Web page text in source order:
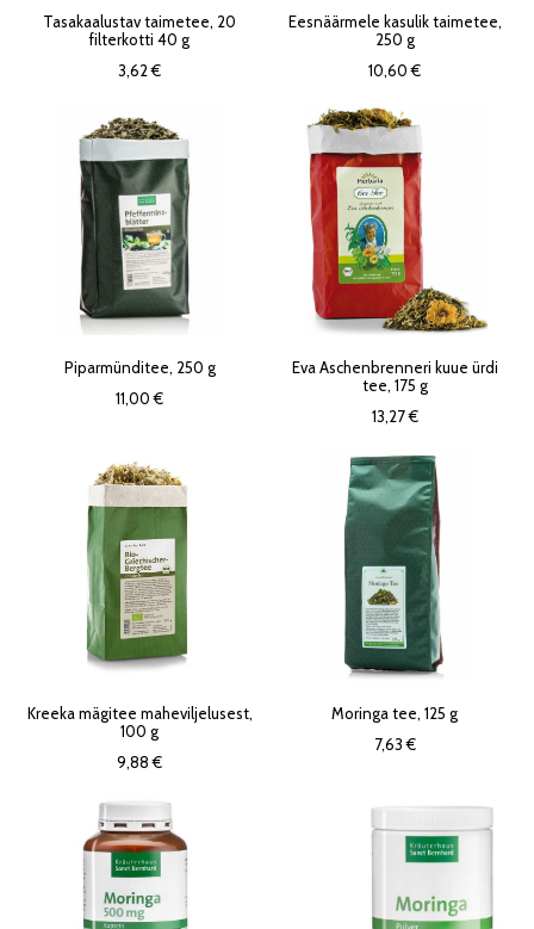
Tasakaalustav taimetee, 20
filterkotti 40 g
3,62 €
Eesnäärmele kasulik taimetee,
250 g
10,60 €
Piparmünditee, 250 g
11,00 €
Eva Aschenbrenneri kuue ürdi
tee, 175 g
13,27 €
Kreeka mägitee maheviljelusest,
100 g
9,88 €
Moringa tee, 125 g
7,63 €